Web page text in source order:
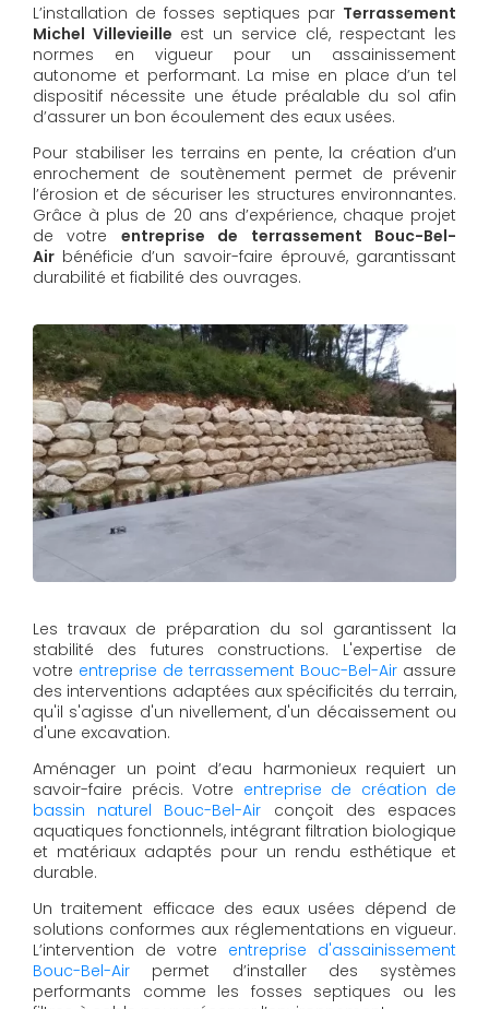
L’installation de fosses septiques par Terrassement
Michel Villevieille est un service clé, respectant les
normes en vigueur pour un assainissement
autonome et performant. La mise en place d’un tel
dispositif nécessite une étude préalable du sol afin
d’assurer un bon écoulement des eaux usées.
Pour stabiliser les terrains en pente, la création d’un
enrochement de soutènement permet de prévenir
l’érosion et de sécuriser les structures environnantes.
Grâce à plus de 20 ans d’expérience, chaque projet
de votre entreprise de terrassement Bouc-Bel-
Air bénéficie d’un savoir-faire éprouvé, garantissant
durabilité et fiabilité des ouvrages.
Les travaux de préparation du sol garantissent la
stabilité des futures constructions. L'expertise de
votre entreprise de terrassement Bouc-Bel-Air assure
des interventions adaptées aux spécificités du terrain,
qu'il s'agisse d'un nivellement, d'un décaissement ou
d'une excavation.
Aménager un point d’eau harmonieux requiert un
savoir-faire précis. Votre entreprise de création de
bassin naturel Bouc-Bel-Air conçoit des espaces
aquatiques fonctionnels, intégrant filtration biologique
et matériaux adaptés pour un rendu esthétique et
durable.
Un traitement efficace des eaux usées dépend de
solutions conformes aux réglementations en vigueur.
L’intervention de votre entreprise d'assainissement
Bouc-Bel-Air permet d’installer des systèmes
performants comme les fosses septiques ou les